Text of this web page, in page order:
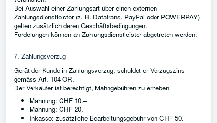
Bei Auswahl einer Zahlungsart über einen externen
Zahlungsdienstleister (z. B. Datatrans, PayPal oder POWERPAY)
gelten zusätzlich deren Geschäftsbedingungen.
Forderungen können an Zahlungsdienstleister abgetreten werden.
7. Zahlungsverzug
Gerät der Kunde in Zahlungsverzug, schuldet er Verzugszins
gemäss Art. 104 OR.
Der Verkäufer ist berechtigt, Mahngebühren zu erheben:
Mahnung: CHF 10.–
Mahnung: CHF 20.–
Inkasso: zusätzliche Bearbeitungsgebühr von CHF 50.–